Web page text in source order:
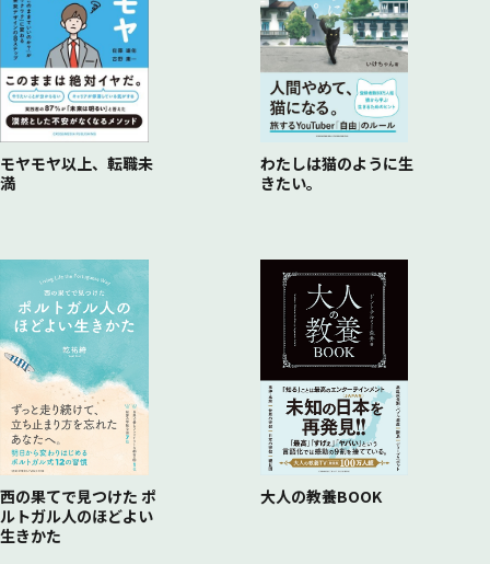
モヤモヤ以上、転職未
満
わたしは猫のように生
きたい。
西の果てで見つけた ポ
ルトガル人のほどよい
生きかた
大人の教養BOOK